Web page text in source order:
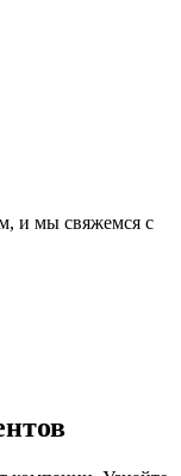
и мы свяжемся с